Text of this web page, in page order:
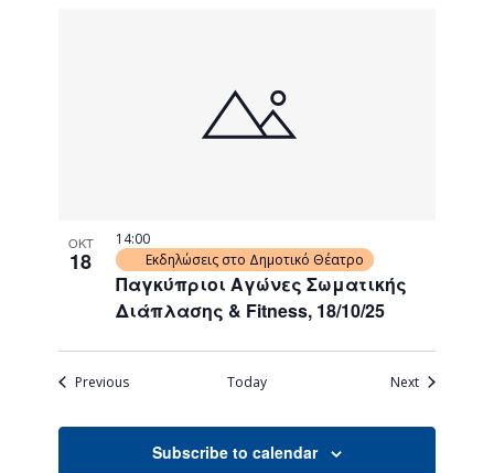
ΟΚΤ
18
Παγκύπριοι Αγώνες Σωματικής
Διάπλασης & Fitness, 18/10/25
14:00
Εκδηλώσεις στο Δημοτικό Θέατρο
PreviousEvents Today NextEvents
Subscribe to calendar